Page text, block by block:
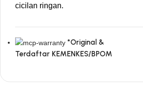
cicilan ringan.
*Original &
Terdaftar KEMENKES/BPOM